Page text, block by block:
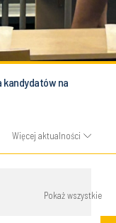
kandydatów na
Więcej aktualności
Pokaż wszystkie